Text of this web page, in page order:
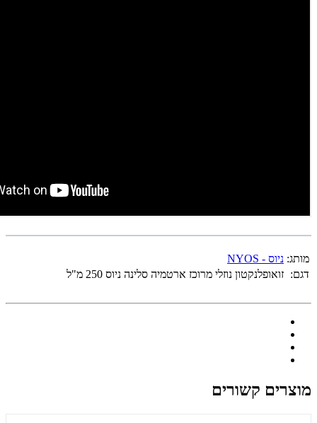
מותג: ניוס - NYOS
דגם: זואופלנקטון נוזלי מרוכז ארטמיה סלינה ניוס 250 מ"ל
מוצרים קשורים